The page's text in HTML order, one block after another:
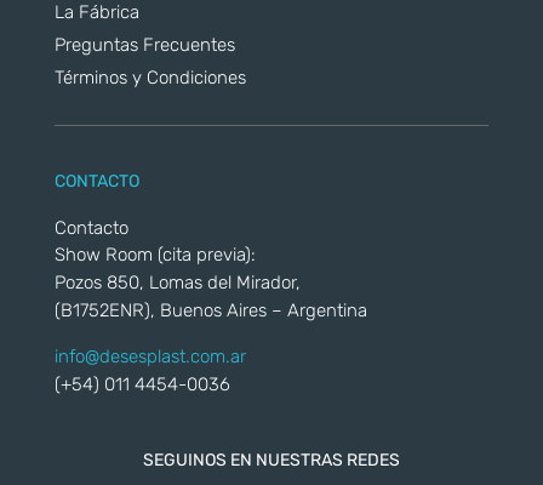
La Fábrica
Preguntas Frecuentes
Términos y Condiciones
CONTACTO
Contacto
Show Room (cita previa):
Pozos 850, Lomas del Mirador,
(B1752ENR), Buenos Aires – Argentina
info@desesplast.com.ar
(+54) 011 4454-0036
SEGUINOS EN NUESTRAS REDES